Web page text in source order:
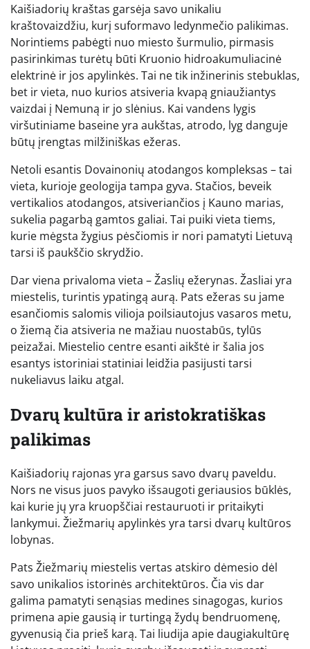
Kaišiadorių kraštas garsėja savo unikaliu
kraštovaizdžiu, kurį suformavo ledynmečio palikimas.
Norintiems pabėgti nuo miesto šurmulio, pirmasis
pasirinkimas turėtų būti Kruonio hidroakumuliacinė
elektrinė ir jos apylinkės. Tai ne tik inžinerinis stebuklas,
bet ir vieta, nuo kurios atsiveria kvapą gniaužiantys
vaizdai į Nemuną ir jo slėnius. Kai vandens lygis
viršutiniame baseine yra aukštas, atrodo, lyg danguje
būtų įrengtas milžiniškas ežeras.
Netoli esantis Dovainonių atodangos kompleksas – tai
vieta, kurioje geologija tampa gyva. Stačios, beveik
vertikalios atodangos, atsiveriančios į Kauno marias,
sukelia pagarbą gamtos galiai. Tai puiki vieta tiems,
kurie mėgsta žygius pėsčiomis ir nori pamatyti Lietuvą
tarsi iš paukščio skrydžio.
Dar viena privaloma vieta – Žaslių ežerynas. Žasliai yra
miestelis, turintis ypatingą aurą. Pats ežeras su jame
esančiomis salomis vilioja poilsiautojus vasaros metu,
o žiemą čia atsiveria ne mažiau nuostabūs, tylūs
peizažai. Miestelio centre esanti aikštė ir šalia jos
esantys istoriniai statiniai leidžia pasijusti tarsi
nukeliavus laiku atgal.
Dvarų kultūra ir aristokratiškas
palikimas
Kaišiadorių rajonas yra garsus savo dvarų paveldu.
Nors ne visus juos pavyko išsaugoti geriausios būklės,
kai kurie jų yra kruopščiai restauruoti ir pritaikyti
lankymui. Žiežmarių apylinkės yra tarsi dvarų kultūros
lobynas.
Pats Žiežmarių miestelis vertas atskiro dėmesio dėl
savo unikalios istorinės architektūros. Čia vis dar
galima pamatyti senąsias medines sinagogas, kurios
primena apie gausią ir turtingą žydų bendruomenę,
gyvenusią čia prieš karą. Tai liudija apie daugiakultūrę